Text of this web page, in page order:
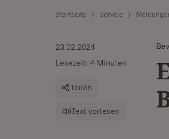
Startseite Service
23.02.2024
Lesezeit: 4 Minuten
Teilen
Text vorlesen